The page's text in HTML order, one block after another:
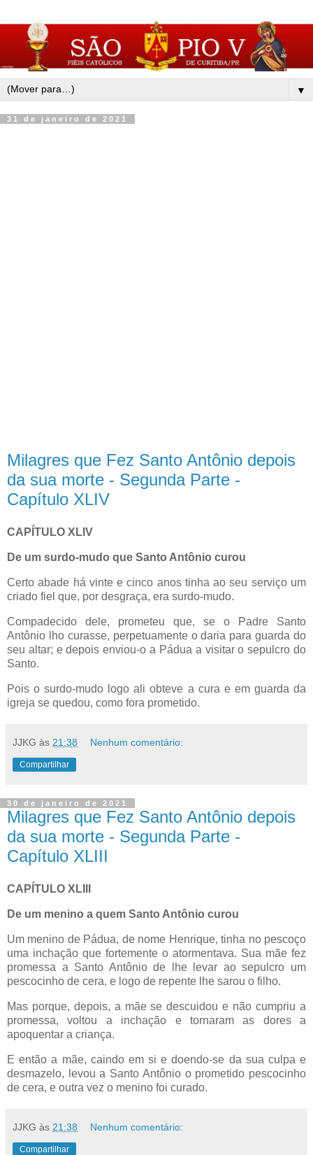
▼
31 de janeiro de 2021
Milagres que Fez Santo Antônio depois
da sua morte - Segunda Parte -
Capítulo XLIV
CAPÍTULO XLIV
De um surdo-mudo que Santo Antônio curou
Certo abade há vinte e cinco anos tinha ao seu serviço um
criado fiel que, por desgraça, era surdo-mudo.
Compadecido dele, prometeu que, se o Padre Santo
Antônio lho curasse, perpetuamente o daria para guarda do
seu altar; e depois enviou-o a Pádua a visitar o sepulcro do
Santo.
Pois o surdo-mudo logo ali obteve a cura e em guarda da
igreja se quedou, como fora prometido.
JJKG às 21:38 Nenhum comentário:
Compartilhar
30 de janeiro de 2021
Milagres que Fez Santo Antônio depois
da sua morte - Segunda Parte -
Capítulo XLIII
CAPÍTULO XLIII
De um menino a quem Santo Antônio curou
Um menino de Pádua, de nome Henrique, tinha no pescoço
uma inchação que fortemente o atormentava. Sua mãe fez
promessa a Santo Antônio de lhe levar ao sepulcro um
pescocinho de cera, e logo de repente lhe sarou o filho.
Mas porque, depois, a mãe se descuidou e não cumpriu a
promessa, voltou a inchação e tornaram as dores a
apoquentar a criança.
E então a mãe, caindo em si e doendo-se da sua culpa e
desmazelo, levou a Santo Antônio o prometido pescocinho
de cera, e outra vez o menino foi curado.
JJKG às 21:38 Nenhum comentário:
Compartilhar